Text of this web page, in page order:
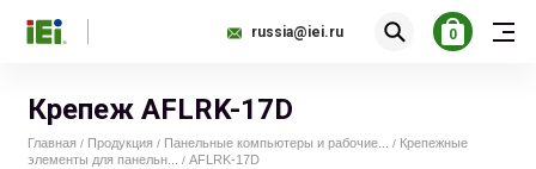
russia@iei.ru 0
Крепеж AFLRK-17D
Главная / Продукция / Панельные компьютеры и рабочие... / Крепежные
элементы для панельн...
/ AFLRK-17D